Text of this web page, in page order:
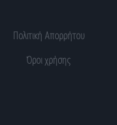
Πολιτική Απορρήτου
Όροι χρήσης